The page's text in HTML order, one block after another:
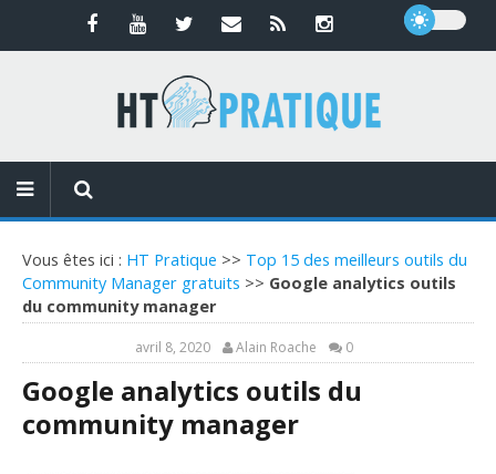
Vous êtes ici : HT Pratique >> Top 15 des meilleurs outils du
Community Manager gratuits >> Google analytics outils
du community manager
avril 8, 2020 Alain Roache 0
Google analytics outils du
community manager